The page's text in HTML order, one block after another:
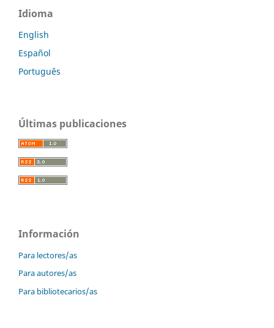
Idioma
English
Español
Português
Últimas publicaciones
Información
Para lectores/as
Para autores/as
Para bibliotecarios/as